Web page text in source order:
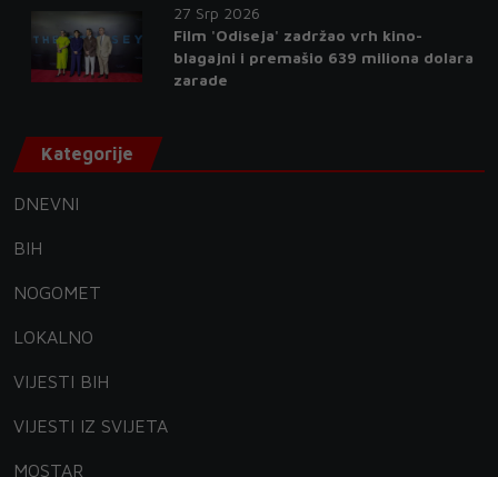
27 Srp 2026
Film 'Odiseja' zadržao vrh kino-
blagajni i premašio 639 miliona dolara
zarade
Kategorije
DNEVNI
BIH
NOGOMET
LOKALNO
VIJESTI BIH
VIJESTI IZ SVIJETA
MOSTAR